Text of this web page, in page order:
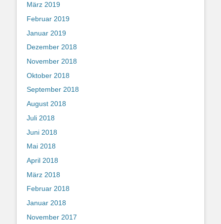
März 2019
Februar 2019
Januar 2019
Dezember 2018
November 2018
Oktober 2018
September 2018
August 2018
Juli 2018
Juni 2018
Mai 2018
April 2018
März 2018
Februar 2018
Januar 2018
November 2017